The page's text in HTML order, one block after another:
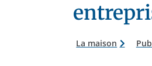
La maison